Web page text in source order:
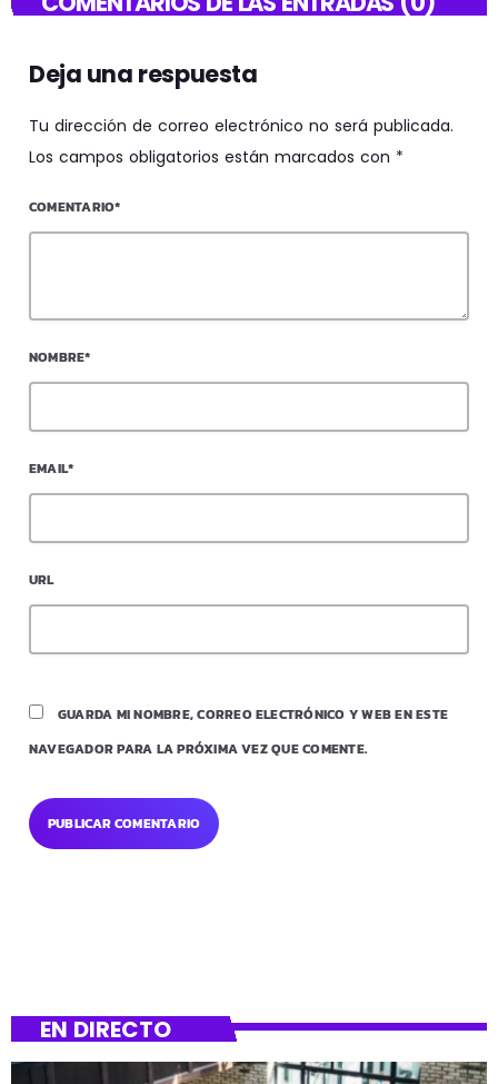
Deja una respuesta
Tu dirección de correo electrónico no será publicada.
Los campos obligatorios están marcados con *
COMENTARIO*
NOMBRE*
EMAIL*
URL
GUARDA MI NOMBRE, CORREO ELECTRÓNICO Y WEB EN ESTE
NAVEGADOR PARA LA PRÓXIMA VEZ QUE COMENTE.
EN DIRECTO